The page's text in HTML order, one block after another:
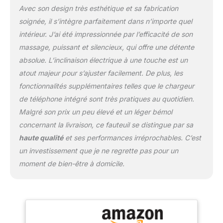
qualité】Le fauteuil de
massage Healthrelife est
fabriqué à partir de
matériaux de haute
qualité, garantissant
durabilité et confort
maximal. Son design
élégant s'intègre
harmonieusement dans
vos espaces de vie,
ajoutant une touche
d'élégance. 【Tout dans
un seul colis】Plus
besoin d'attendre des
livraisons séparées. Il
vous suffit d'insérer le
immédiatement profiter
du massage, sans avoir
à attendre d'autres
Avec son design très esthétique et sa fabrication
soignée, il s’intègre parfaitement dans n’importe quel
intérieur. J’ai été impressionnée par l’efficacité de son
massage, puissant et silencieux, qui offre une détente
absolue. L’inclinaison électrique à une touche est un
atout majeur pour s’ajuster facilement. De plus, les
fonctionnalités supplémentaires telles que le chargeur
de téléphone intégré sont très pratiques au quotidien.
Malgré son prix un peu élevé et un léger bémol
concernant la livraison, ce fauteuil se distingue par sa
haute qualitéet ses performances irréprochables. C’est
un investissement que je ne regrette pas pour un
moment de bien-être à domicile.